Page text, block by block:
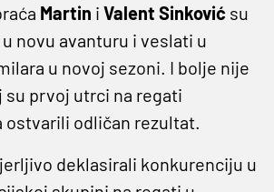
Martin i Valent Sinković su
novu avanturu i veslati u
u novoj sezoni. I bolje nije
su prvoj utrci na regati
ostvarili odličan rezultat.
deklasirali konkurenciju u